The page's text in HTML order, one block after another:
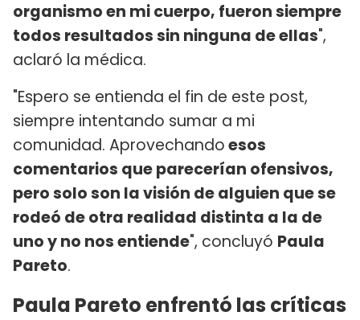
organismo en mi cuerpo, fueron siempre
todos resultados sin ninguna de ellas",
aclaró la médica.
"Espero se entienda el fin de este post,
siempre intentando sumar a mi
comunidad. Aprovechandoesos
comentarios que parecerían ofensivos,
pero solo son la visión de alguien que se
rodeó de otra realidad distinta a la de
uno y no nos entiende", concluyó Paula
Pareto.
Paula Pareto enfrentó las críticas